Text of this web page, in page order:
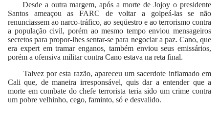
Desde a outra margem, após a morte de Jojoy o presidente
Santos ameaçou as FARC de voltar a golpeá-las se não
renunciassem ao narco-tráfico, ao seqüestro e ao terrorismo contra
a população civil, porém ao mesmo tempo enviou mensageiros
secretos para propor-lhes sentar-se para negociar a paz. Cano, que
era expert em tramar enganos, também enviou seus emissários,
porém a ofensiva militar contra Cano estava na reta final.
Talvez por esta razão, apareceu um sacerdote inflamado em
Cali que, de maneira irresponsável, quis dar a entender que a
morte em combate do chefe terrorista teria sido um crime contra
um pobre velhinho, cego, faminto, só e desvalido.